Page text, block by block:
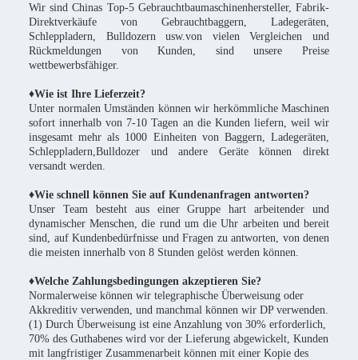
Wir sind Chinas Top-5 Gebrauchtbaumaschinenhersteller, Fabrik-
Direktverkäufe von Gebrauchtbaggern, Ladegeräten,
Schleppladern, Bulldozern usw.von vielen Vergleichen und
Rückmeldungen von Kunden, sind unsere Preise
wettbewerbsfähiger.
♦Wie ist Ihre Lieferzeit?
Unter normalen Umständen können wir herkömmliche Maschinen
sofort innerhalb von 7-10 Tagen an die Kunden liefern, weil wir
insgesamt mehr als 1000 Einheiten von Baggern, Ladegeräten,
Schleppladern,Bulldozer und andere Geräte können direkt
versandt werden.
♦Wie schnell können Sie auf Kundenanfragen antworten?
Unser Team besteht aus einer Gruppe hart arbeitender und
dynamischer Menschen, die rund um die Uhr arbeiten und bereit
sind, auf Kundenbedürfnisse und Fragen zu antworten, von denen
die meisten innerhalb von 8 Stunden gelöst werden können.
♦Welche Zahlungsbedingungen akzeptieren Sie?
Normalerweise können wir telegraphische Überweisung oder
Akkreditiv verwenden, und manchmal können wir DP verwenden.
(1) Durch Überweisung ist eine Anzahlung von 30% erforderlich,
70% des Guthabenes wird vor der Lieferung abgewickelt, Kunden
mit langfristiger Zusammenarbeit können mit einer Kopie des